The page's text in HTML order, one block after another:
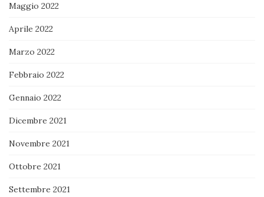
Maggio 2022
Aprile 2022
Marzo 2022
Febbraio 2022
Gennaio 2022
Dicembre 2021
Novembre 2021
Ottobre 2021
Settembre 2021